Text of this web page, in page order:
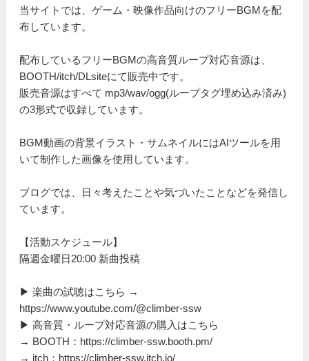
当サイトでは、ゲーム・映像作品向けのフリーBGMを配
布しています。
配布しているフリーBGMの高音質ループ対応音源は、
BOOTH/itch/DLsiteにて販売中です。
販売音源はすべて mp3/wav/ogg(ループタグ埋め込み済み)
の3形式で収録しています。
BGM動画の背景イラスト・サムネイルにはAIツールを用
いて制作した画像を使用しています。
ブログでは、日々考えたことや気づいたことなどを発信し
ています。
【活動スケジュール】
隔週金曜日20:00 新曲投稿
▶ 楽曲の試聴はこちら →
https://www.youtube.com/@climber-ssw
▶ 高音質・ループ対応音源の購入はこちら
→ BOOTH：https://climber-ssw.booth.pm/
→ itch：https://climber-ssw.itch.io/